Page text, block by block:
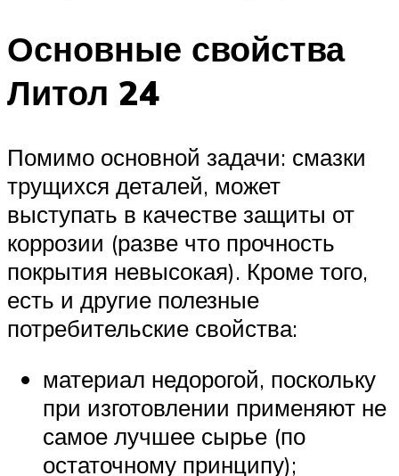
Основные свойства
Литол 24
Помимо основной задачи: смазки
трущихся деталей, может
выступать в качестве защиты от
коррозии (разве что прочность
покрытия невысокая). Кроме того,
есть и другие полезные
потребительские свойства:
материал недорогой, поскольку
при изготовлении применяют не
самое лучшее сырье (по
остаточному принципу);